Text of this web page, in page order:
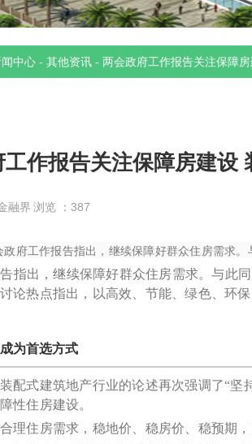
作报告关注保障房建设
融界 浏览 ： 387
府工作报告指出，继续保障好群众住房需求
指出，继续保障好群众住房需求。与
论热点指出，以高效、节能、绿色、环
为首选方式
装配式建筑地产行业的论述再次强调了“坚
性住房建设。
理住房需求，稳地价、稳房价、稳预期
闻中心 - 其他资讯 - 两会政府工作报告关注保障